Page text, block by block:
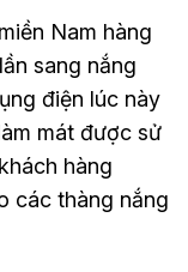
Nam hàng
sang nắng
điện lúc này
mát được sử
hàng
các thàng nắng